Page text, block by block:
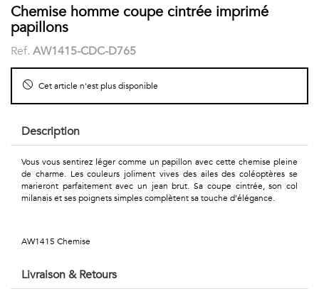
LES
IMPRIMÉES
Faune
Géométriques
Talents
Métiers
motifs
Chemise homme coupe cintrée imprimé
papillons
Ref. AW1415-CDC-D765
Cet article n'est plus disponible
Description
Vous vous sentirez léger comme un papillon avec cette chemise pleine
de charme. Les couleurs joliment vives des ailes des coléoptères se
marieront parfaitement avec un jean brut. Sa coupe cintrée, son col
milanais et ses poignets simples complètent sa touche d’élégance.
AW1415 Chemise
Livraison & Retours